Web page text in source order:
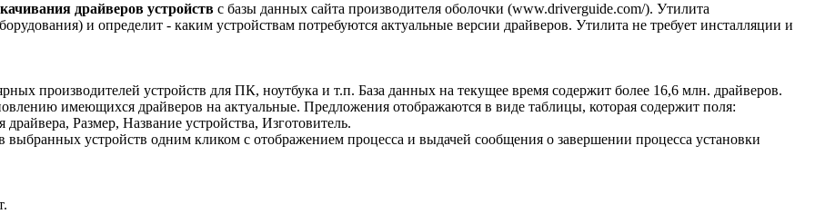
драйверов устройств с базы данных сайта производителя оболочки (www.driverguide.com/). Утилита
и определит - каким устройствам потребуются актуальные версии драйверов. Утилита не требует инсталляции и
производителей устройств для ПК, ноутбука и т.п. База данных на текущее время содержит более 16,6 млн. драйверов.
имеющихся драйверов на актуальные. Предложения отображаются в виде таблицы, которая содержит поля:
Размер, Название устройства, Изготовитель.
выбранных устройств одним кликом с отображением процесса и выдачей сообщения о завершении процесса установки